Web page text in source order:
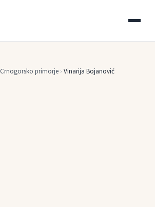
Crnogorsko primorje › Vinarija Bojanović